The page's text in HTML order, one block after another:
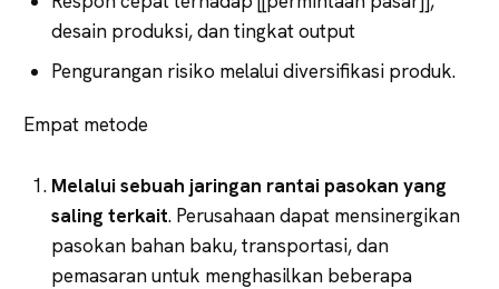
desain produksi, dan tingkat output
Pengurangan risiko melalui diversifikasi produk.
Empat metode
Melalui sebuah jaringan rantai pasokan yang
saling terkait. Perusahaan dapat mensinergikan
pasokan bahan baku, transportasi, dan
pemasaran untuk menghasilkan beberapa